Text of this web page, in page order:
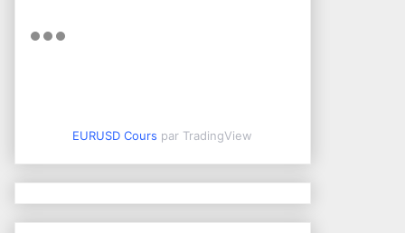
EURUSD Cours par TradingView